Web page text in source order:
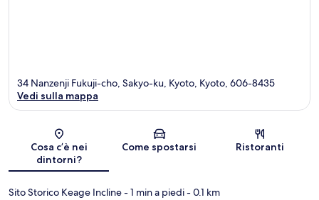
Mappa
34 Nanzenji Fukuji-cho, Sakyo-ku, Kyoto, Kyoto, 606-8435
Vedi sulla mappa
Cosa c’è nei
dintorni?
Come spostarsi Ristoranti
Sito Storico Keage Incline- 1 min a piedi- 0.1 km